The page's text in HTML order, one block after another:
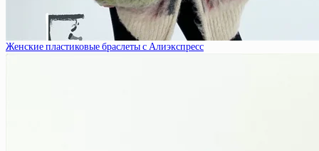
Женские пластиковые браслеты с Алиэкспресс